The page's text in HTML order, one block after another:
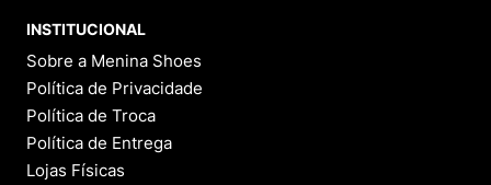
INSTITUCIONAL
Sobre a Menina Shoes
Política de Privacidade
Política de Troca
Política de Entrega
Lojas Físicas